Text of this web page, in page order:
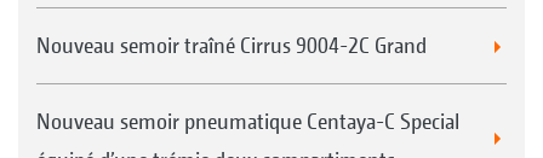
Nouveau semoir traîné Cirrus 9004-2C Grand
Nouveau semoir pneumatique Centaya-C Special